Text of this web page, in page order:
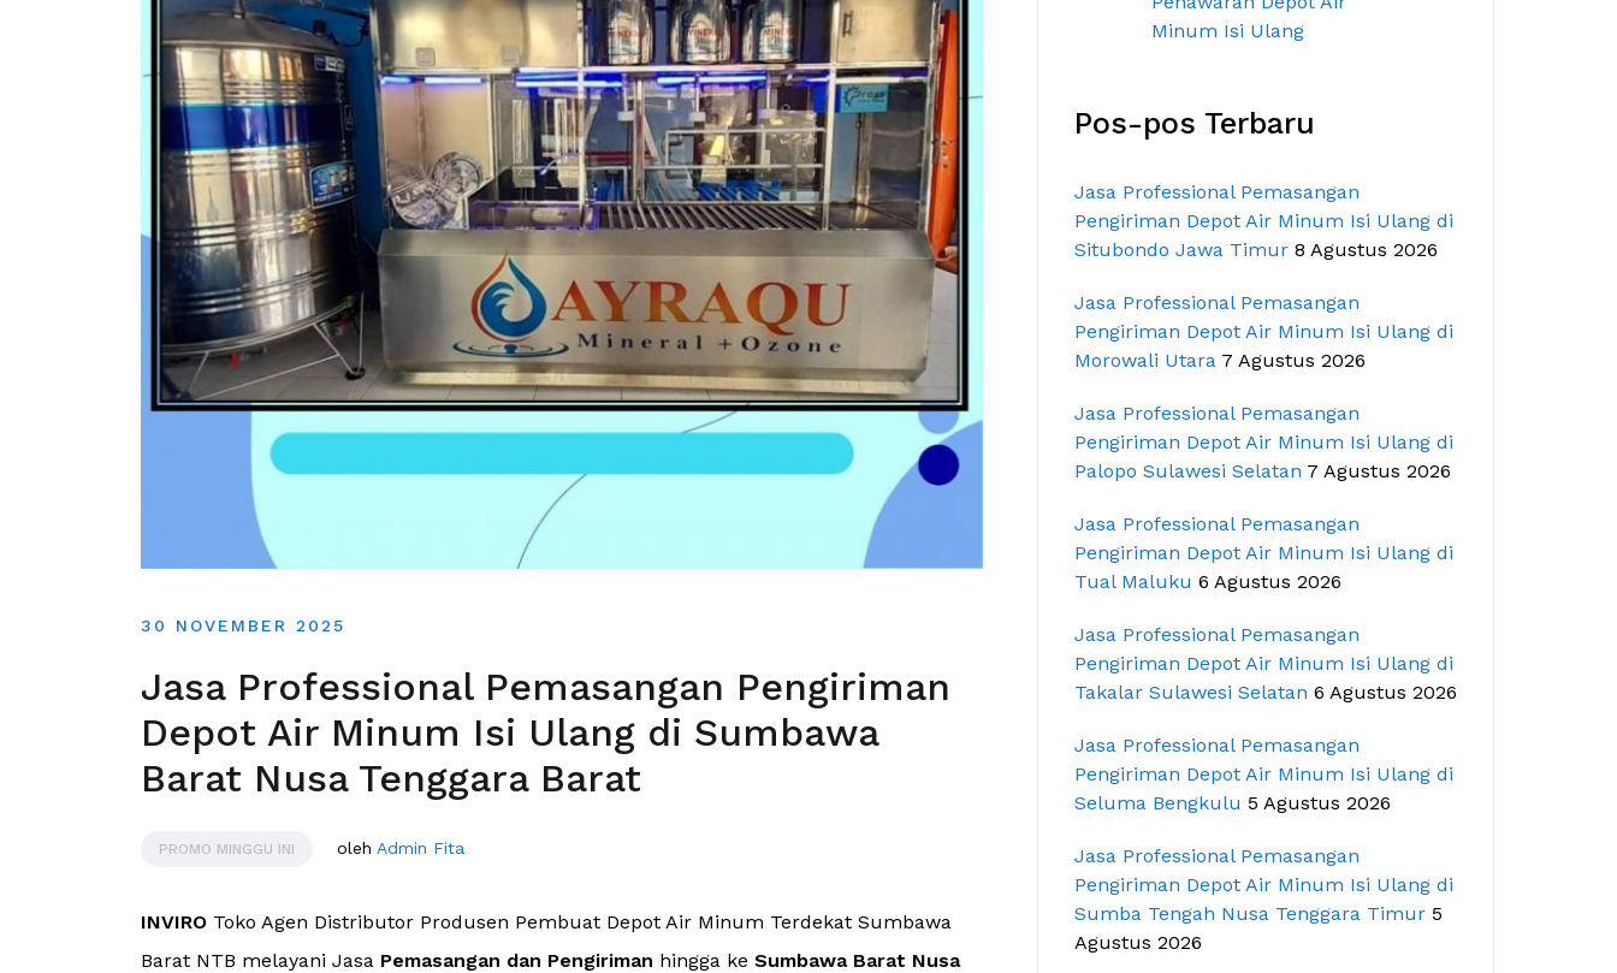
30 NOVEMBER 2025
Jasa Professional Pemasangan Pengiriman
Depot Air Minum Isi Ulang di Sumbawa
Barat Nusa Tenggara Barat
PROMO MINGGU INI oleh Admin Fita
INVIRO Toko Agen Distributor Produsen Pembuat Depot Air Minum Terdekat Sumbawa
Barat NTB melayani Jasa Pemasangan dan Pengiriman hingga ke Sumbawa Barat Nusa
Pos-pos Terbaru
Jasa Professional Pemasangan
Pengiriman Depot Air Minum Isi Ulang di
Situbondo Jawa Timur 8 Agustus 2026
Jasa Professional Pemasangan
Pengiriman Depot Air Minum Isi Ulang di
Morowali Utara 7 Agustus 2026
Jasa Professional Pemasangan
Pengiriman Depot Air Minum Isi Ulang di
Palopo Sulawesi Selatan 7 Agustus 2026
Jasa Professional Pemasangan
Pengiriman Depot Air Minum Isi Ulang di
Tual Maluku 6 Agustus 2026
Jasa Professional Pemasangan
Pengiriman Depot Air Minum Isi Ulang di
Takalar Sulawesi Selatan 6 Agustus 2026
Jasa Professional Pemasangan
Pengiriman Depot Air Minum Isi Ulang di
Seluma Bengkulu 5 Agustus 2026
Jasa Professional Pemasangan
Pengiriman Depot Air Minum Isi Ulang di
Sumba Tengah Nusa Tenggara Timur 5
Agustus 2026